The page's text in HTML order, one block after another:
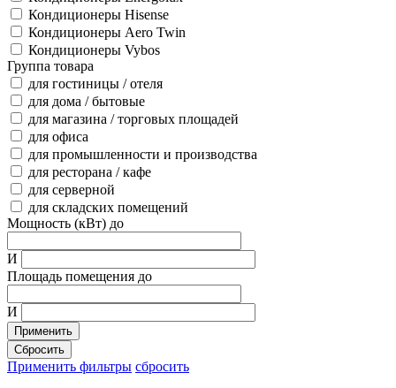
Кондиционеры Hisense
Кондиционеры Aero Twin
Кондиционеры Vybos
Группа товара
для гостиницы / отеля
для дома / бытовые
для магазина / торговых площадей
для офиса
для промышленности и производства
для ресторана / кафе
для серверной
для складских помещений
Мощность (кВт) до
И
Площадь помещения до
И
Применить
Сбросить
Применить фильтры сбросить